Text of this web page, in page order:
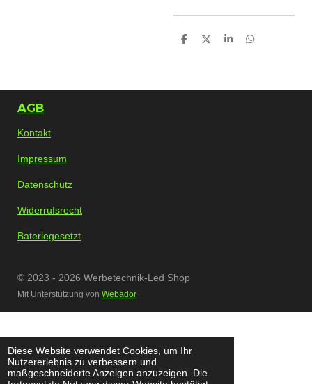
Diese Website verwendet Cookies, um Ihr
Nutzererlebnis zu verbessern und
maßgeschneiderte Anzeigen anzuzeigen. Die
T
n
T
n
T
n
T
n
AGB
Kontakt
Impressum
Datenschutz
Widerrufsrecht
Bateriegesetzt
© 2023 - 2026 Werbetechnik-Led Shop
Mit Unterstützung von Webador